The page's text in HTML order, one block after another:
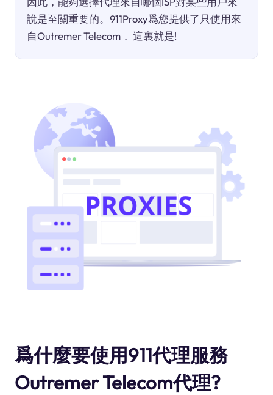
說是至關重要的。911Proxy爲您提供了只使用來
自Outremer Telecom． 這裏就是!
爲什麼要使用911代理服務
Outremer Telecom代理?